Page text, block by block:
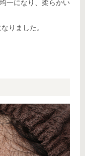
一になり、柔らかい
りました。